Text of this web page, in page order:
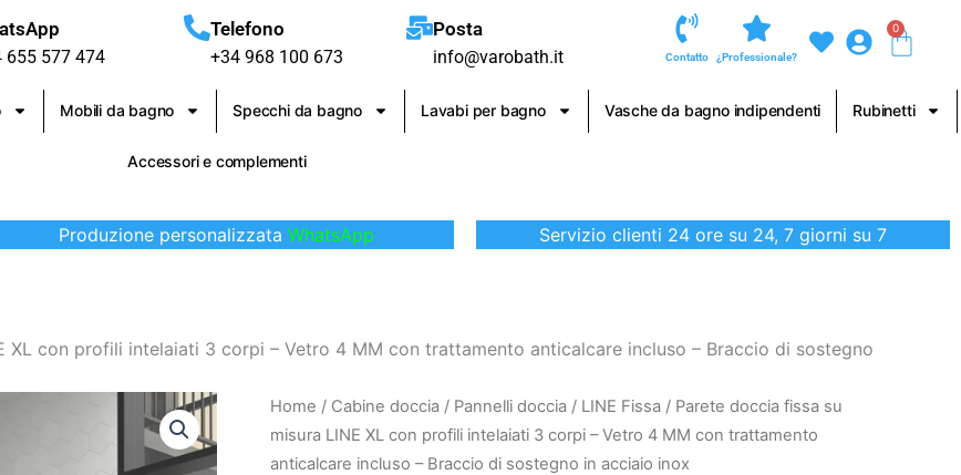
655 577 474
Telefono
+34 968 100 673
Posta
info@varobath.it Contatto ¿Professionale?
0
Mobili da bagno Specchi da bagno Lavabi per bagno Vasche da bagno indipendenti Rubinetti
Accessori e complementi
Produzione personalizzataWhatsApp Servizio clienti 24 ore su 24, 7 giorni su 7
XL con profili intelaiati 3 corpi – Vetro 4 MM con trattamento anticalcare incluso – Braccio di sostegno
Home / Cabine doccia / Pannelli doccia / LINE Fissa / Parete doccia fissa su
misura LINE XL con profili intelaiati 3 corpi – Vetro 4 MM con trattamento
anticalcare incluso – Braccio di sostegno in acciaio inox
Parete
doccia
fissa